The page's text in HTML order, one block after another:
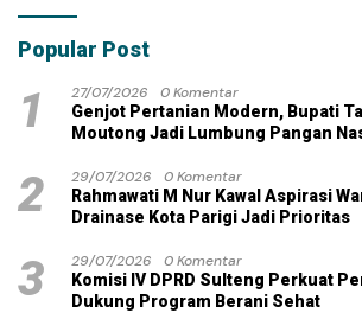
dengan Dana Pribadi
Popular Post
1 27/07/2026
0 Komentar
Genjot Pertanian Modern, Bupati
Moutong Jadi Lumbung Pangan
2 29/07/2026
0 Komentar
Rahmawati M Nur Kawal Aspirasi
Drainase Kota Parigi Jadi Prioritas
3 29/07/2026
0 Komentar
Komisi IV DPRD Sulteng Perkuat
Dukung Program Berani Sehat